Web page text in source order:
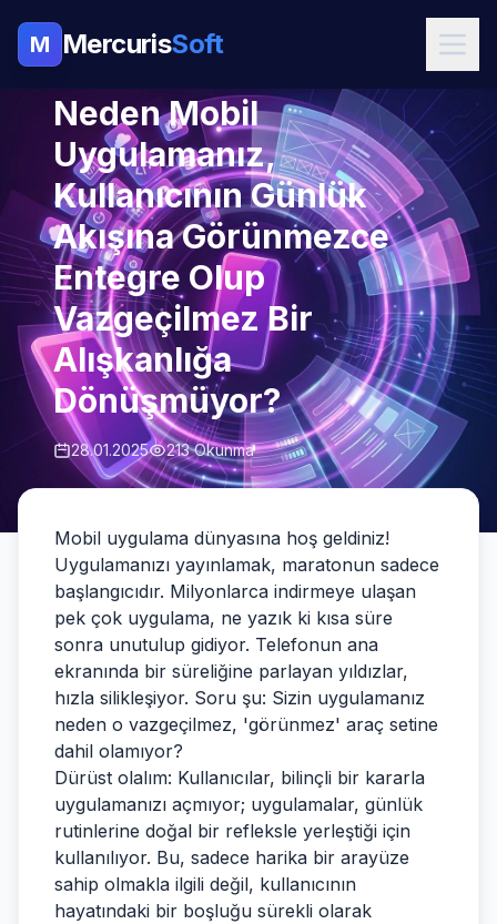
M MercurisSoft
Neden Mobil
Uygulamanız,
Kullanıcının Günlük
Akışına Görünmezce
Entegre Olup
Vazgeçilmez Bir
Alışkanlığa
Dönüşmüyor?
28.01.2025 213 Okunma
Mobil uygulama dünyasına hoş geldiniz!
Uygulamanızı yayınlamak, maratonun sadece
başlangıcıdır. Milyonlarca indirmeye ulaşan
pek çok uygulama, ne yazık ki kısa süre
sonra unutulup gidiyor. Telefonun ana
ekranında bir süreliğine parlayan yıldızlar,
hızla silikleşiyor. Soru şu: Sizin uygulamanız
neden o vazgeçilmez, 'görünmez' araç setine
dahil olamıyor?
Dürüst olalım: Kullanıcılar, bilinçli bir kararla
uygulamanızı açmıyor; uygulamalar, günlük
rutinlerine doğal bir refleksle yerleştiği için
kullanılıyor. Bu, sadece harika bir arayüze
sahip olmakla ilgili değil, kullanıcının
hayatındaki bir boşluğu sürekli olarak